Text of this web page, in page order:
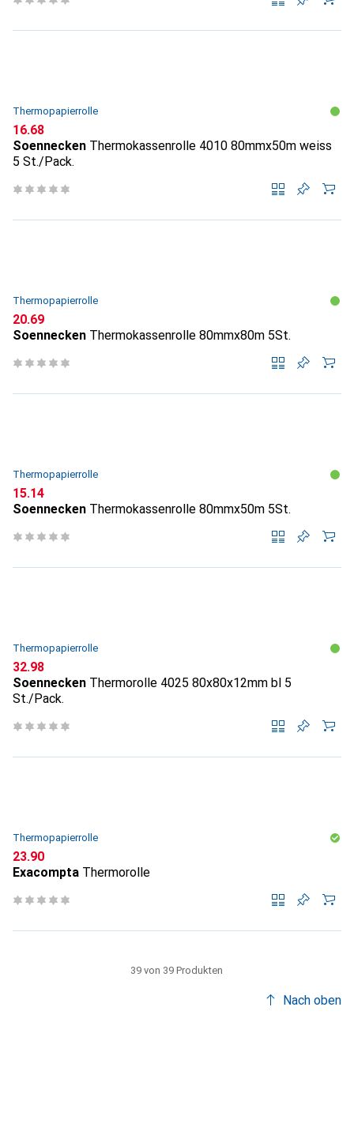
Thermopapierrolle
CHF
16.68
Soennecken Thermokassenrolle 4010 80mmx50m weiss
5 St./Pack.
Thermopapierrolle
CHF
20.69
Soennecken Thermokassenrolle 80mmx80m 5St.
Thermopapierrolle
CHF
15.14
Soennecken Thermokassenrolle 80mmx50m 5St.
Thermopapierrolle
CHF
32.98
Soennecken Thermorolle 4025 80x80x12mm bl 5
St./Pack.
Thermopapierrolle
CHF
23.90
Exacompta Thermorolle
39 von 39 Produkten
Nach oben